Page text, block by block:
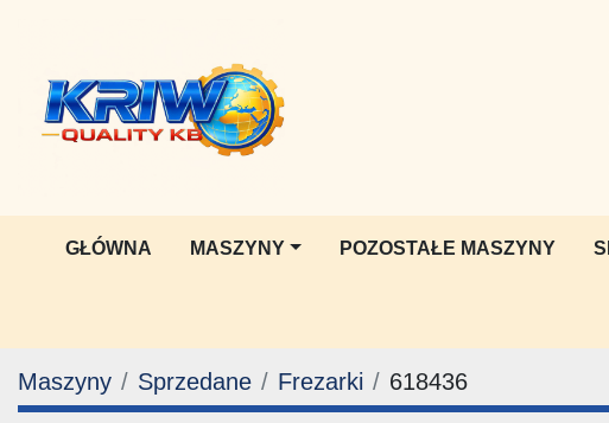
GŁÓWNA MASZYNY POZOSTAŁE MASZYNY
Maszyny Sprzedane Frezarki 618436